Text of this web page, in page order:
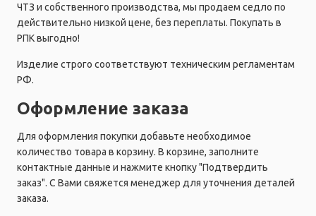
ЧТЗ и собственного производства, мы продаем седло по
действительно низкой цене, без переплаты. Покупать в
РПК выгодно!
Изделие строго соответствуют техническим регламентам
РФ.
Оформление заказа
Для оформления покупки добавьте необходимое
количество товара в корзину. В корзине, заполните
контактные данные и нажмите кнопку "Подтвердить
заказ". С Вами свяжется менеджер для уточнения деталей
заказа.